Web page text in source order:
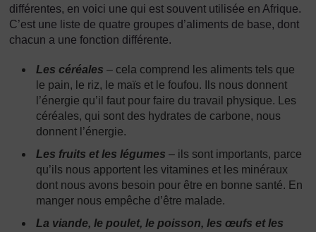
différentes, en voici une qui est souvent utilisée en Afrique.
C’est une liste de quatre groupes d’aliments de base, dont
chacun a une fonction différente.
Les céréales – cela comprend les aliments tels que
le pain, le riz, le maïs et le foufou. Ils nous donnent
l’énergie qu’il faut pour faire du travail physique. Les
céréales, qui sont des hydrates de carbone, nous
donnent l’énergie.
Les fruits et les légumes – ils sont importants, parce
qu’ils nous apportent les vitamines et les minéraux
dont nous avons besoin pour être en bonne santé. En
manger nous empêche d’être malade.
La viande, le poulet, le poisson, les œufs et les